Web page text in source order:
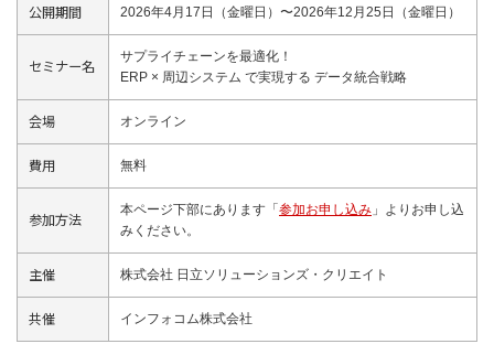
公開期間 2026年4月17日（金曜日）〜2026年12月25日（金曜日）
セミナー名
サプライチェーンを最適化！
ERP × 周辺システム で実現する データ統合戦略
会場 オンライン
費用 無料
参加方法
本ページ下部にあります「 参加お申し込み 」よりお申し込
みください。
主催 株式会社 日立ソリューションズ・クリエイト
共催 インフォコム株式会社